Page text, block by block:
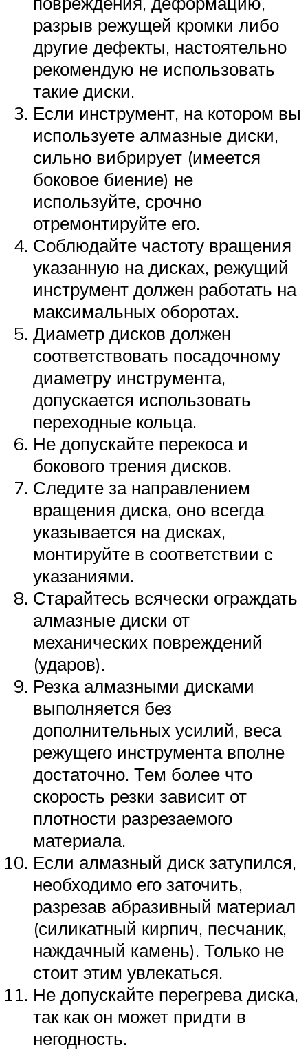
разрыв режущей кромки либо
другие дефекты, настоятельно
рекомендую не использовать
такие диски.
Если инструмент, на котором вы
используете алмазные диски,
сильно вибрирует (имеется
боковое биение) не
используйте, срочно
отремонтируйте его.
Соблюдайте частоту вращения
указанную на дисках, режущий
инструмент должен работать на
максимальных оборотах.
Диаметр дисков должен
соответствовать посадочному
диаметру инструмента,
допускается использовать
переходные кольца.
Не допускайте перекоса и
бокового трения дисков.
Следите за направлением
вращения диска, оно всегда
указывается на дисках,
монтируйте в соответствии с
указаниями.
Старайтесь всячески ограждать
алмазные диски от
механических повреждений
(ударов).
Резка алмазными дисками
выполняется без
дополнительных усилий, веса
режущего инструмента вполне
достаточно. Тем более что
скорость резки зависит от
плотности разрезаемого
материала.
Если алмазный диск затупился,
необходимо его заточить,
разрезав абразивный материал
(силикатный кирпич, песчаник,
наждачный камень). Только не
стоит этим увлекаться.
Не допускайте перегрева диска,
так как он может придти в
негодность.